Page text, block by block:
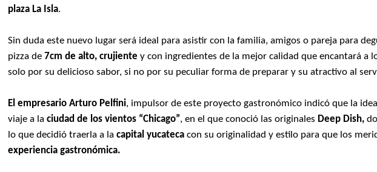
plaza La Isla.
Sin duda este nuevo lugar será ideal para asistir con la familia, amigos o pareja para
pizza de7cm de alto, crujiente y con ingredientes de la mejor calidad que encantará a
solo por su delicioso sabor, si no por su peculiar forma de preparar y su atractivo al
El empresario Arturo Pelfini, impulsor de este proyecto gastronómico indicó que la
viaje a la ciudad de los vientos “Chicago”, en el que conoció las originales Deep Dish,
lo que decidió traerla a lacapital yucateca con su originalidad y estilo para que los
experiencia gastronómica.